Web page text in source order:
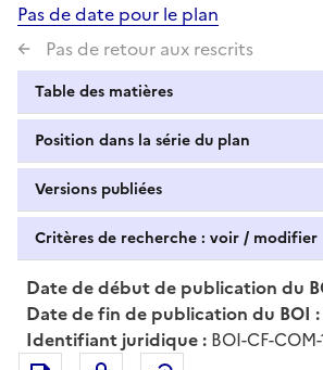
Pas de date pour le plan
Pas de retour aux rescrits
Table des matières
Position dans la série du plan
Versions publiées
Critères de recherche : voir / modifier
Date de début de publication du
Date de fin de publication du BOI :
Identifiant juridique : BOI-CF-